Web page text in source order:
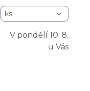
V pondělí 10. 8.
u Vás